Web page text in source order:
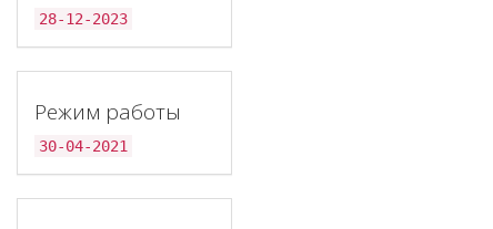
28-12-2023
Режим работы
30-04-2021